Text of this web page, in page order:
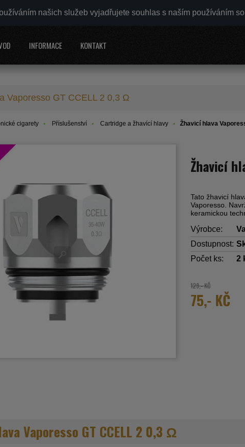
našich služeb vyjadřujete souhlas s naším používáním
INFORMACE KONTAKT
Vaporesso GT CCELL 2 0,3 Ω
cigarety Příslušenství Cartridge a žhavící hlavy Žhavicí hlava
Žhavicí
Tato žhavicí
Vaporesso.
keramickou
Výrobce:
Dostupnost:
Počet ks:
2
129,- KČ
75,- KČ
Vaporesso GT CCELL 2 0,3 Ω